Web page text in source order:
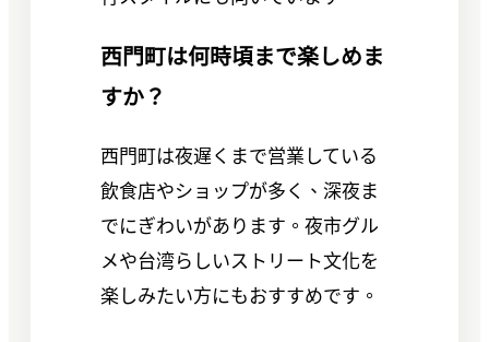
西門町は何時頃まで楽しめま
すか？
西門町は夜遅くまで営業している
飲食店やショップが多く、深夜ま
でにぎわいがあります。夜市グル
メや台湾らしいストリート文化を
楽しみたい方にもおすすめです。